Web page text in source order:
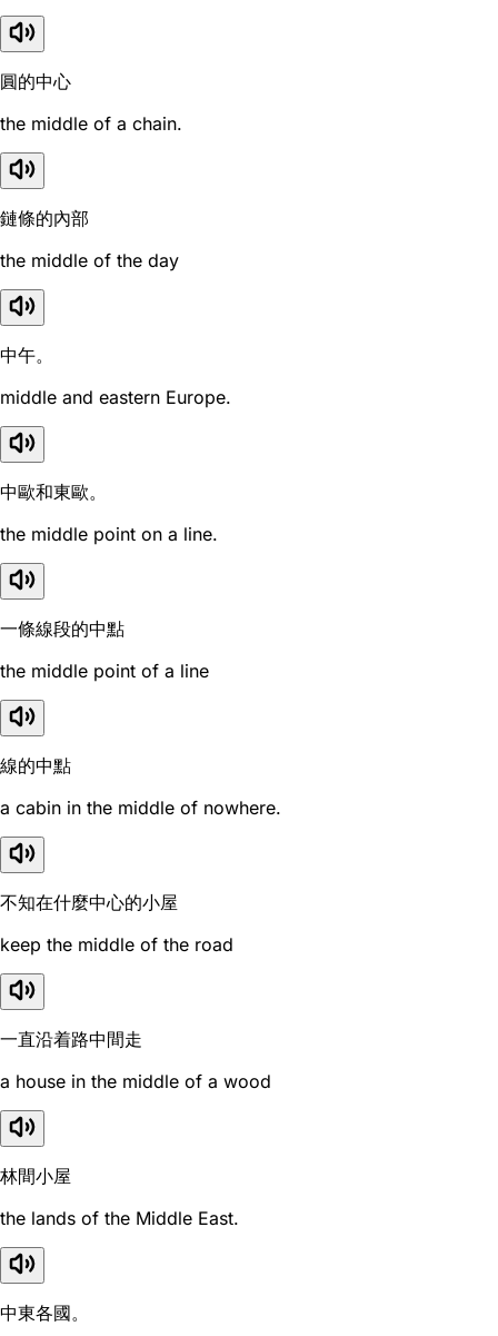
圓的中心
the middle of a chain.
鏈條的內部
the middle of the day
中午。
middle and eastern Europe.
中歐和東歐。
the middle point on a line.
一條線段的中點
the middle point of a line
線的中點
a cabin in the middle of nowhere.
不知在什麼中心的小屋
keep the middle of the road
一直沿着路中間走
a house in the middle of a wood
林間小屋
the lands of the Middle East.
中東各國。